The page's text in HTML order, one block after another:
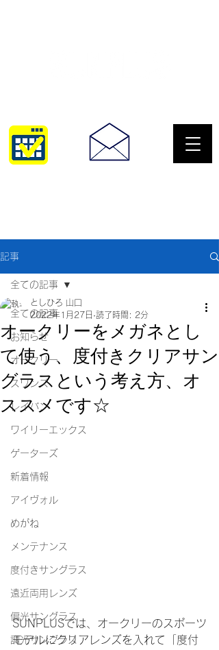
記事
全ての記事
お知らせ
オークリー
スワンズ
レイバン
ワイリーエックス
ゲーターズ
新着情報
アイヴォル
めがね
メンテナンス
度付きサングラス
遠近両用レンズ
偏光サングラス
調光サングラス
全ての記事
オークリーをメガネとし
て使う、度付きクリアサン
グラスという考え方、オ
ススメです☆
としひろ 山口
2022年1月27日 読了時間: 2分
SUNPLUSでは、オークリーのスポーツ
モデルにクリアレンズを入れて「度付